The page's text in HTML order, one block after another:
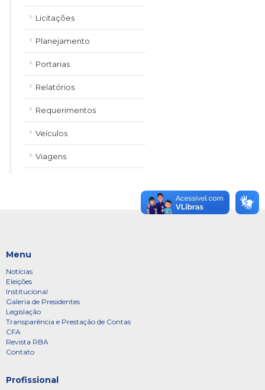
Licitações
Planejamento
Portarias
Relatórios
Requerimentos
Veículos
Viagens
Menu
Notícias
Eleições
Institucional
Galeria de Presidentes
Legislação
Transparência e Prestação de Contas
CFA
Revista RBA
Contato
Profissional